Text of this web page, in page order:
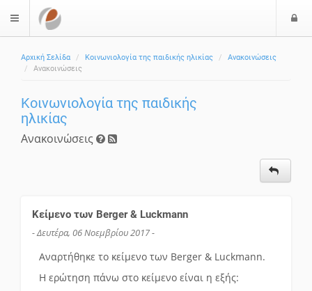
$langMenu
Αρχική Σελίδα Κοινωνιολογία της παιδικής ηλικίας
Ανακοινώσεις
Ανακοινώσεις
Κοινωνιολογία της παιδικής
ηλικίας
Ανακοινώσεις
Κείμενο των Berger & Luckmann
- Δευτέρα, 06 Νοεμβρίου 2017 -
Αναρτήθηκε το κείμενο των Berger & Luckmann.
Η ερώτηση πάνω στο κείμενο είναι η εξής: